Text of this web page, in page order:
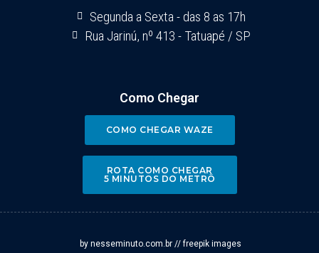
Segunda a Sexta - das 8 as 17h
Rua Jarinú, nº 413 - Tatuapé / SP
Como Chegar
COMO CHEGAR WAZE
ROTA COMO CHEGAR
5 MINUTOS DO METRÔ
by nesseminuto.com.br // freepik images